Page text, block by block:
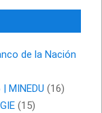
de la Nación
MINEDU (16)
(15)